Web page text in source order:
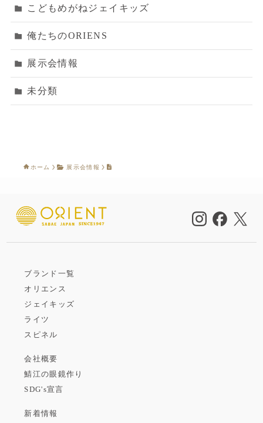
こどもめがねジェイキッズ
俺たちのORIENS
展示会情報
未分類
ホーム 展示会情報
ブランド一覧
オリエンス
ジェイキッズ
ライツ
スピネル
会社概要
鯖江の眼鏡作り
SDG's宣言
新着情報